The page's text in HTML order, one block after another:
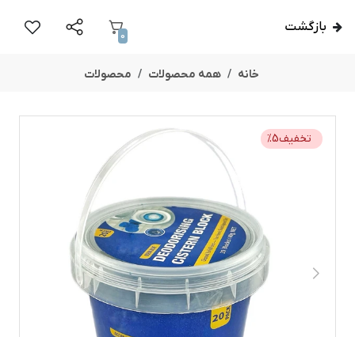
بازگشت
0
خانه همه محصولات محصولات
تخفیف %5